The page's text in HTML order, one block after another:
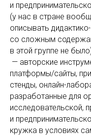
и
(у нас в стране
описывать
со сложным
в этой группе не
— авторские
платформы/сайты,
стенды, онлайн-
разработанные для
исследовательской,
и
кружка в условиях